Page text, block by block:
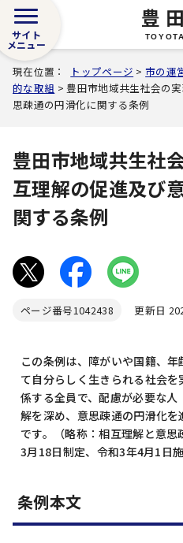
豊
サイト
メニュー
現在位置： トップページ >市の運
的な取組 > 豊田市地域共生社会の
思疎通の円滑化に関する条例
豊田市地域共生社
互理解の促進及び
関する条例
ページ番号1042438 更新日
この条例は、障がいや国籍、
て自分らしく生きられる社会
係する全員で、配慮が必要な
解を深め、意思疎通の円滑化
です。（略称：相互理解と意
3月18日制定、令和3年4月1日施
条例本文